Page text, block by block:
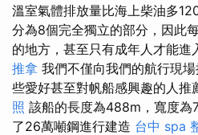
溫室氣體排放量比海上柴油多
分為8個完全獨立的部分，因此
的地方，甚至只有成年人才能進
推拿 我們不僅向我們的航行現
些愛好甚至對帆船感興趣的人推
照 該船的長度為488m，寬度為
了26萬噸鋼進行建造 台中 spa